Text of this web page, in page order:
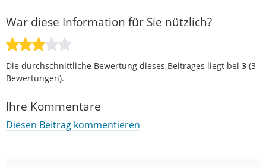
War diese Information für Sie nützlich?
Die durchschnittliche Bewertung dieses Beitrages liegt bei 3 (3
Bewertungen).
Ihre Kommentare
Diesen Beitrag kommentieren